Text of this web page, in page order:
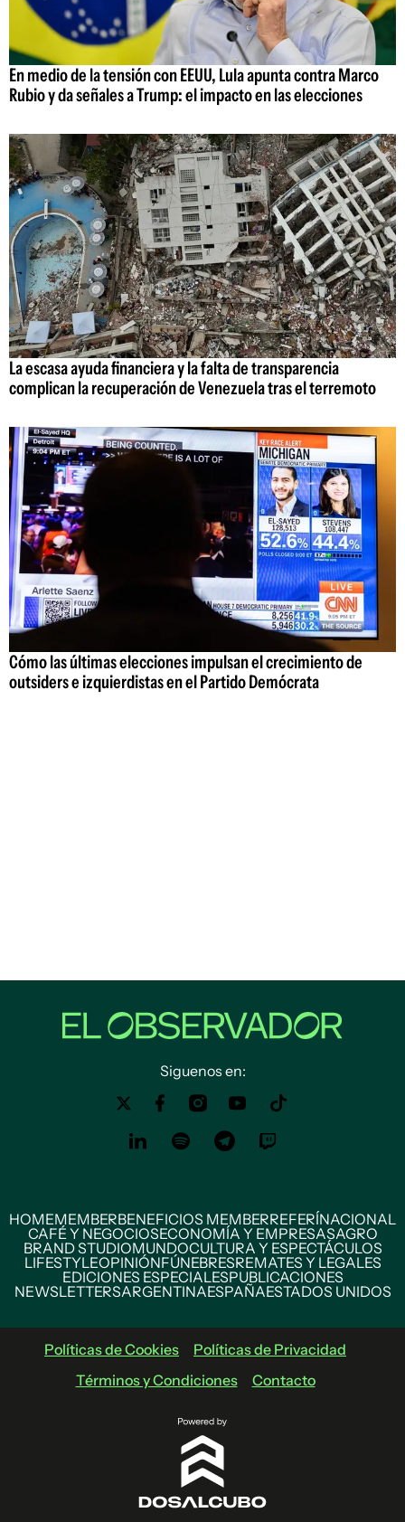
En medio de la tensión con EEUU, Lula apunta contra Marco
Rubio y da señales a Trump: el impacto en las elecciones
La escasa ayuda financiera y la falta de transparencia
complican la recuperación de Venezuela tras el terremoto
Cómo las últimas elecciones impulsan el crecimiento de
outsiders e izquierdistas en el Partido Demócrata
Siguenos en:
HOMEMEMBERBENEFICIOS MEMBERREFERÍNACIONAL
CAFÉ Y NEGOCIOSECONOMÍA Y EMPRESASAGRO
BRAND STUDIOMUNDOCULTURA Y ESPECTÁCULOS
LIFESTYLEOPINIÓNFÚNEBRESREMATES Y LEGALES
EDICIONES ESPECIALESPUBLICACIONES
NEWSLETTERSARGENTINAESPAÑAESTADOS UNIDOS
Políticas de Cookies
Políticas de Privacidad
Términos y Condiciones
Contacto